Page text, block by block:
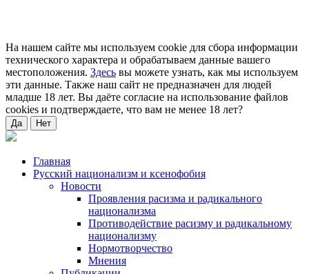
На нашем сайте мы используем cookie для сбора информации
технического характера и обрабатываем данные вашего
местоположения. Здесь вы можете узнать, как мы используем
эти данные. Также наш сайт не предназначен для людей
младше 18 лет. Вы даёте согласие на использование файлов
cookies и подтверждаете, что вам не менее 18 лет?
Да Нет
Главная
Русский национализм и ксенофобия
Новости
Проявления расизма и радикального
национализма
Противодействие расизму и радикальному
национализму
Нормотворчество
Мнения